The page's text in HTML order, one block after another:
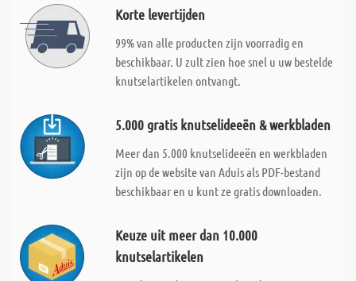
Korte levertijden
99% van alle producten zijn voorradig en
beschikbaar. U zult zien hoe snel u uw bestelde
knutselartikelen ontvangt.
5.000 gratis knutselideeën & werkbladen
Meer dan 5.000 knutselideeën en werkbladen
zijn op de website van Aduis als PDF-bestand
beschikbaar en u kunt ze gratis downloaden.
Keuze uit meer dan 10.000
knutselartikelen